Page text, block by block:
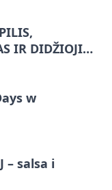
IR DIDŽIOJI
kelionė
w
– salsa i